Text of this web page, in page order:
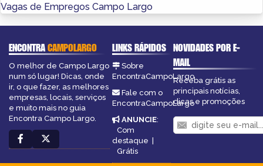
Vagas de Empregos Campo Largo
ENCONTRACAMPOLARGO
O melhor de Campo Largo
num só lugar! Dicas, onde
ir, o que fazer, as melhores
empresas, locais, serviços
e muito mais no guia
Encontra Campo Largo.
LINKS RÁPIDOS
Sobre
EncontraCampoLargo
Fale com o
EncontraCampoLargo
ANUNCIE:
Com
destaque
Grátis
NOVIDADES POR E-
MAIL
Receba grátis as
principais notícias,
dicas e promoções